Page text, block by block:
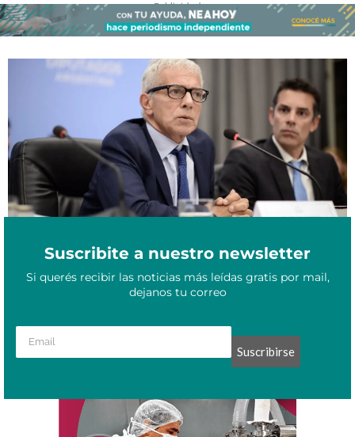
- Publicidad -
El Gobierno avanza con la reforma del Código Penal: crearon una
nueva comisión
Marzo 1, 2024
Suscribite a nuestro newsletter
Si querés recibir las noticias más leídas gratis por mail,
dejanos tu correo
Suscribirse